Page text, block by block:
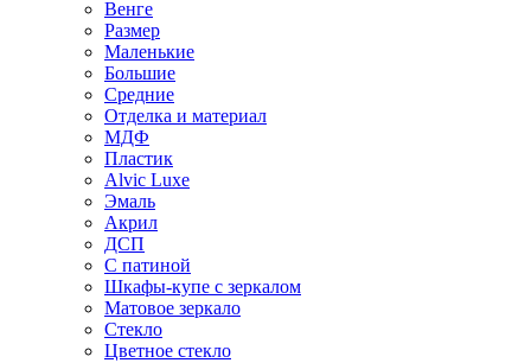
Венге
Размер
Маленькие
Большие
Средние
Отделка и материал
МДФ
Пластик
Alvic Luxe
Эмаль
Акрил
ДСП
С патиной
Шкафы-купе с зеркалом
Матовое зеркало
Стекло
Цветное стекло